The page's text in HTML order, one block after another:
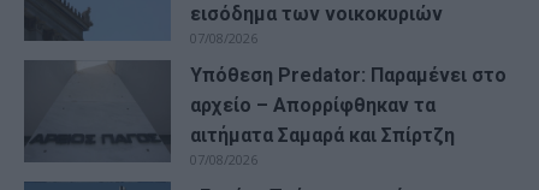
εισόδημα των νοικοκυριών
07/08/2026
Υπόθεση Predator: Παραμένει στο
αρχείο – Απορρίφθηκαν τα
αιτήματα Σαμαρά και Σπίρτζη
07/08/2026